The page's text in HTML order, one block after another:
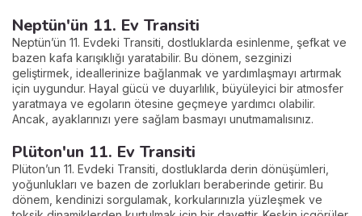
Neptün'ün 11. Ev Transiti
Neptün’ün 11. Evdeki Transiti, dostluklarda esinlenme, şefkat ve
bazen kafa karışıklığı yaratabilir. Bu dönem, sezginizi
geliştirmek, ideallerinize bağlanmak ve yardımlaşmayı artırmak
için uygundur. Hayal gücü ve duyarlılık, büyüleyici bir atmosfer
yaratmaya ve egoların ötesine geçmeye yardımcı olabilir.
Ancak, ayaklarınızı yere sağlam basmayı unutmamalısınız.
Plüton'un 11. Ev Transiti
Plüton’un 11. Evdeki Transiti, dostluklarda derin dönüşümleri,
yoğunlukları ve bazen de zorlukları beraberinde getirir. Bu
dönem, kendinizi sorgulamak, korkularınızla yüzleşmek ve